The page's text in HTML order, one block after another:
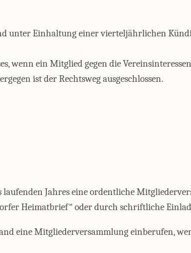
unter Einhaltung einer vierteljährlichen
wenn ein Mitglied gegen die
ist der Rechtsweg ausgeschlossen.
Jahres eine ordentliche
Heimatbrief“ oder durch schriftliche
eine Mitgliederversammlung einberufen,